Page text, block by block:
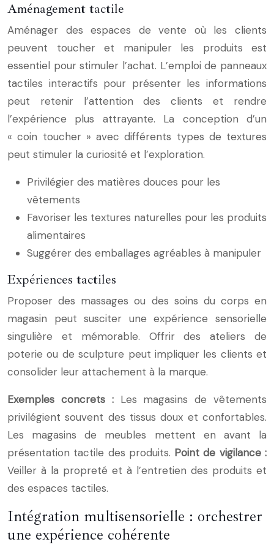
Aménagement tactile
Aménager des espaces de vente où les clients
peuvent toucher et manipuler les produits est
essentiel pour stimuler l’achat. L’emploi de panneaux
tactiles interactifs pour présenter les informations
peut retenir l’attention des clients et rendre
l’expérience plus attrayante. La conception d’un
« coin toucher » avec différents types de textures
peut stimuler la curiosité et l’exploration.
Privilégier des matières douces pour les
vêtements
Favoriser les textures naturelles pour les produits
alimentaires
Suggérer des emballages agréables à manipuler
Expériences tactiles
Proposer des massages ou des soins du corps en
magasin peut susciter une expérience sensorielle
singulière et mémorable. Offrir des ateliers de
poterie ou de sculpture peut impliquer les clients et
consolider leur attachement à la marque.
Exemples concrets : Les magasins de vêtements
privilégient souvent des tissus doux et confortables.
Les magasins de meubles mettent en avant la
présentation tactile des produits. Point de vigilance :
Veiller à la propreté et à l’entretien des produits et
des espaces tactiles.
Intégration multisensorielle : orchestrer
une expérience cohérente